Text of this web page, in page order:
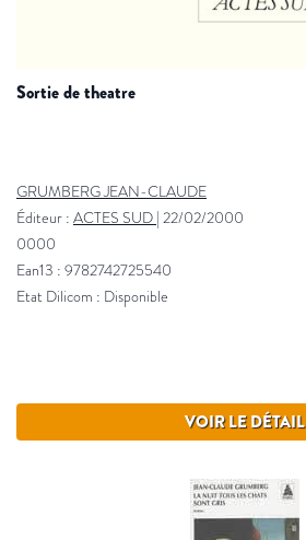
sortie de theatre
GRUMBERG JEAN-CLAUDE
Éditeur : ACTES SUD | 22/02/2000
0000
Ean13 : 9782742725540
Etat Dilicom : Disponible
VOIR LE DÉTAIL